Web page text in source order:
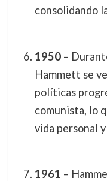
consolidando
1950–
Hammett se
políticas
comunista, lo
vida personal
1961 –